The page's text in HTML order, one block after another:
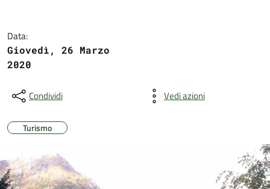
Data:
Giovedì, 26 Marzo
2020
Condividi Vedi azioni
Turismo